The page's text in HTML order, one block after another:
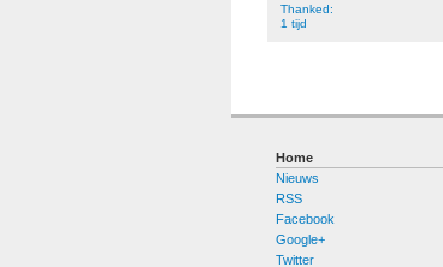
Thanked:
1 tijd
Home
Nieuws
RSS
Facebook
Google+
Twitter